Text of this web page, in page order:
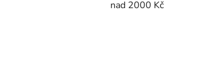
nad 2000 Kč